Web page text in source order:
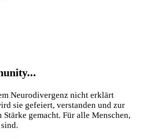
Neurodivergenz nicht erklärt
sie gefeiert, verstanden und zur
gemacht. Für alle Menschen,